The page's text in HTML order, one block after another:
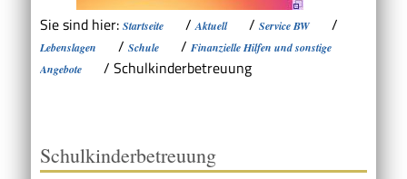
Sie sind hier: Startseite /Aktuell / Service BW /
Lebenslagen / Schule / Finanzielle Hilfen und sonstige
Angebote
/ Schulkinderbetreuung
Schulkinderbetreuung